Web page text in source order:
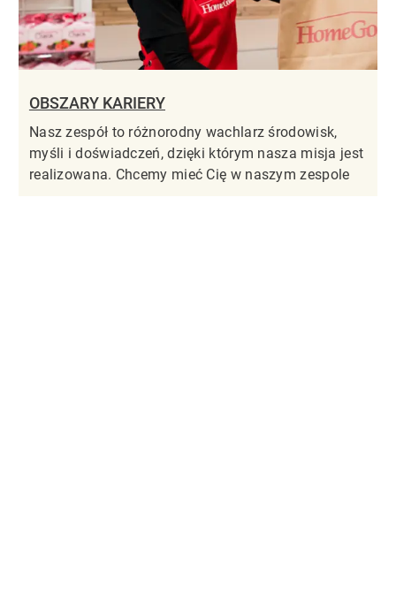
OBSZARY KARIERY
Nasz zespół to różnorodny wachlarz środowisk,
myśli i doświadczeń, dzięki którym nasza misja jest
realizowana. Chcemy mieć Cię w naszym zespole